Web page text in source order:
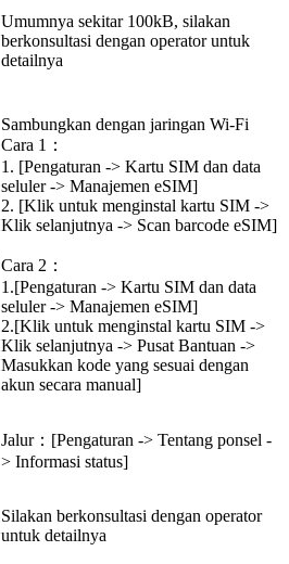
Umumnya sekitar 100kB, silakan
berkonsultasi dengan operator untuk
detailnya
Sambungkan dengan jaringan Wi-Fi
Cara 1：
1. [Pengaturan -> Kartu SIM dan data
seluler -> Manajemen eSIM]
2. [Klik untuk menginstal kartu SIM ->
Klik selanjutnya -> Scan barcode eSIM]
Cara 2：
1.[Pengaturan -> Kartu SIM dan data
seluler -> Manajemen eSIM]
2.[Klik untuk menginstal kartu SIM ->
Klik selanjutnya -> Pusat Bantuan ->
Masukkan kode yang sesuai dengan
akun secara manual]
Jalur：[Pengaturan -> Tentang ponsel -
> Informasi status]
Silakan berkonsultasi dengan operator
untuk detailnya